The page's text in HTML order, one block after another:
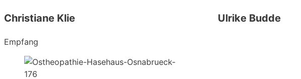
Christiane Klie
Empfang
Ulrike Budde